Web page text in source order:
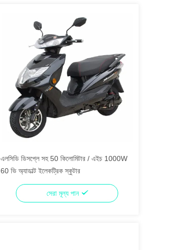
এলসিডি ডিসপ্লে সহ 50 কিলোমিটার / এইচ 1000W
60 ভি অ্যাডাল্ট ইলেকট্রিক স্কুটার
সেরা মূল্য পান